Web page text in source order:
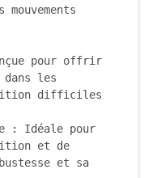
pour offrir
dans les
difficiles
: Idéale pour
et de
et sa